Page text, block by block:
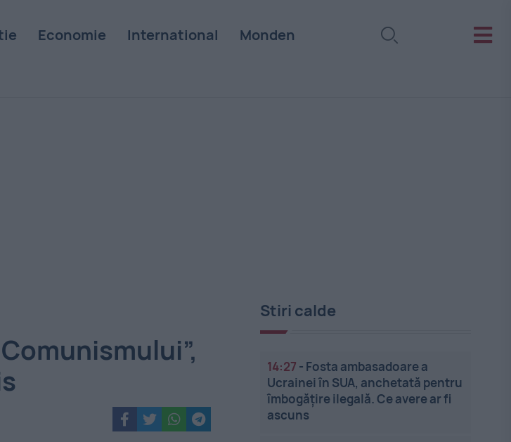
Economie International Monden
Stiri calde
14:27 - Fosta ambasadoare a
Ucrainei în SUA, anchetată pentru
îmbogățire ilegală. Ce avere ar fi
ascuns